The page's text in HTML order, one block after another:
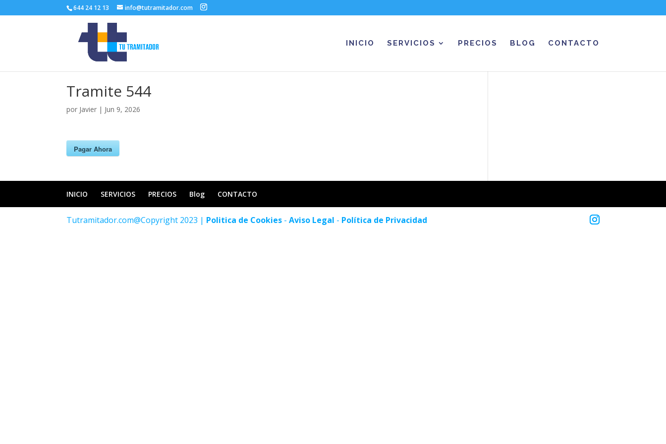
644 24 12 13 info@tutramitador.com
INICIO SERVICIOS PRECIOS BLOG CONTACTO
Tramite 544
por Javier | Jun 9, 2026
Pagar Ahora
INICIO SERVICIOS PRECIOS Blog CONTACTO
Tutramitador.com@Copyright 2023 | Politica de Cookies -Aviso Legal - Política de Privacidad